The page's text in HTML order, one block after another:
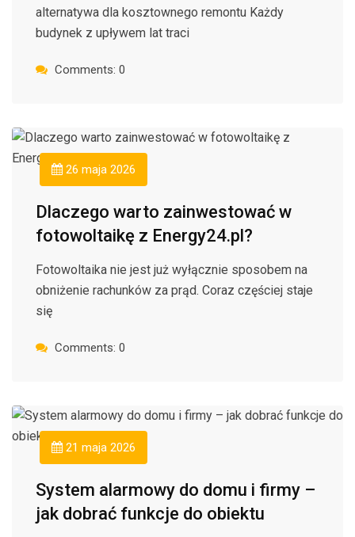
alternatywa dla kosztownego remontu Każdy
budynek z upływem lat traci
Comments: 0
26 maja 2026
Dlaczego warto zainwestować w
fotowoltaikę z Energy24.pl?
Fotowoltaika nie jest już wyłącznie sposobem na
obniżenie rachunków za prąd. Coraz częściej staje
się
Comments: 0
21 maja 2026
System alarmowy do domu i firmy –
jak dobrać funkcje do obiektu